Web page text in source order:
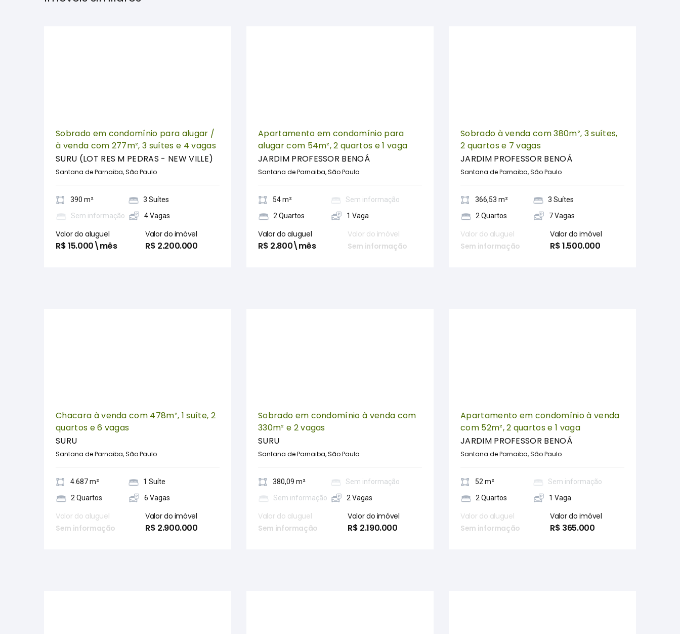
Sobrado em condomínio para alugar /
à venda com 277m², 3 suítes e 4 vagas
SURU (LOT RES M PEDRAS - NEW VILLE)
Santana de Parnaiba, São Paulo
390 m²
3 Suítes
Sem informação
4 Vagas
Valor do aluguel
R$ 15.000\mês
Valor do imóvel
R$ 2.200.000
Apartamento em condomínio para
alugar com 54m², 2 quartos e 1 vaga
JARDIM PROFESSOR BENOÁ
Santana de Parnaiba, São Paulo
54 m²
Sem informação
2 Quartos
1 Vaga
Valor do aluguel
R$ 2.800\mês
Valor do imóvel
Sem informação
Sobrado à venda com 380m², 3 suítes,
2 quartos e 7 vagas
JARDIM PROFESSOR BENOÁ
Santana de Parnaiba, São Paulo
366,53 m²
3 Suítes
2 Quartos
7 Vagas
Valor do aluguel
Sem informação
Valor do imóvel
R$ 1.500.000
Chacara à venda com 478m², 1 suíte, 2
quartos e 6 vagas
SURU
Santana de Parnaiba, São Paulo
4.687 m²
1 Suíte
2 Quartos
6 Vagas
Valor do aluguel
Sem informação
Valor do imóvel
R$ 2.900.000
Sobrado em condomínio à venda com
330m² e 2 vagas
SURU
Santana de Parnaiba, São Paulo
380,09 m²
Sem informação
Sem informação
2 Vagas
Valor do aluguel
Sem informação
Valor do imóvel
R$ 2.190.000
Apartamento em condomínio à venda
com 52m², 2 quartos e 1 vaga
JARDIM PROFESSOR BENOÁ
Santana de Parnaiba, São Paulo
52 m²
Sem informação
2 Quartos
1 Vaga
Valor do aluguel
Sem informação
Valor do imóvel
R$ 365.000